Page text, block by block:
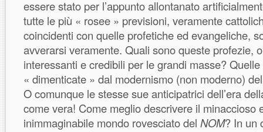
essere stato per l’appunto allontanato
tutte le più « rosee » previsioni, veramente
coincidenti con quelle profetiche ed evangeliche,
avverarsi veramente. Quali sono queste profezie,
interessanti e credibili per le grandi masse?
« dimenticate » dal modernismo (non moderno)
O comunque le stesse sue anticipatrici dell’era
come vera! Come meglio descrivere il minaccioso
inimmaginabile mondo rovesciato del NOM? In un